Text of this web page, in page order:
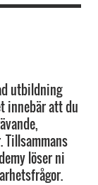
utbildning
innebär att du
Tillsammans
löser ni